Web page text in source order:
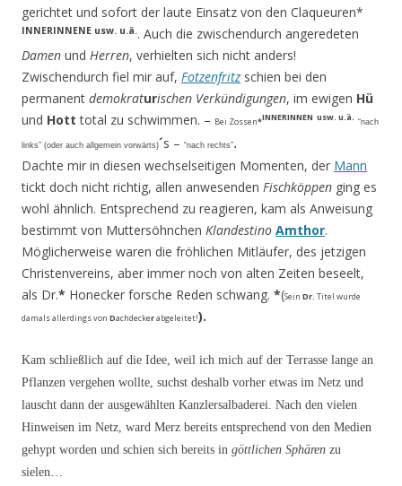
gerichtet und sofort der laute Einsatz von den Claqueuren*
INNERINNENE usw. u.ä.. Auch die zwischendurch angeredeten
Damen und Herren, ver­hielten sich nicht anders!
Zwischendurch fiel mir auf, Fotzenfritz schien bei den
permanent demokraturischen Verkündigun­gen, im ewigen Hü
und Hotttotal zu schwimmen. – Bei Zossen*INNERINNEN usw. u.ä. “nach
links” (oder auch allgemein vorwärts)´s – “nach rechts”.
Dachte mir in diesen wechselseitigen Momenten, der Mann
tickt doch nicht richtig, allen anwesen­den Fischköppen ging es
wohl ähnlich. Entsprechend zu reagieren, kam als Anweisung
bestimmt von Muttersöhnchen Klandestino Amthor.
Möglicherweise waren die fröhlichen Mitläufer, des jetzigen
Christenvereins, aber immer noch von alten Zeiten beseelt,
als Dr.* Honecker forsche Reden schwang. *(Sein Dr. Titel wurde
damalsallerdingsvon Dach­deckerabgeleitet!).
Kam schließlich auf die Idee, weil ich mich auf der Terrasse lange an
Pflanzen vergehen wollte, suchst deshalb vorher etwas im Netz und
lauscht dann der ausgewählten Kanzlersalbaderei. Nach den vielen
Hinweisen im Netz, ward Merz bereits entsprechend von den Medien
gehypt worden und schien sich bereits in göttlichen Sphären zu
sielen…